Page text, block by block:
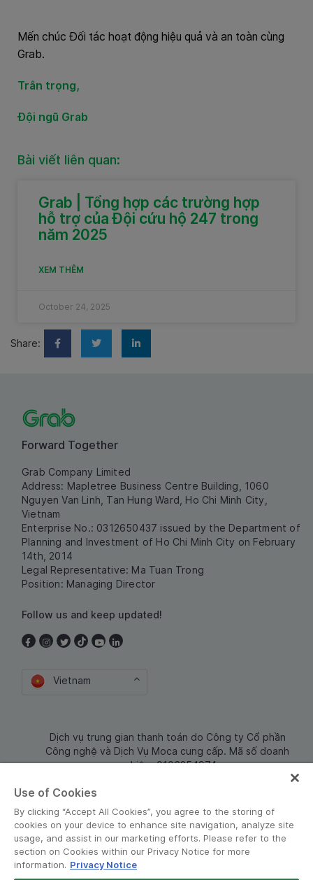
Mến chúc Đối tác hoạt động hiệu quả và an toàn cùng
Grab.
Trân trọng,
Đội ngũ Grab
Bài viết liên quan:
Grab | Tổng hợp các trường hợp
hỗ trợ của Đội cứu hộ 247 trong
năm 2025
XEM THÊM
October 24, 2025
Share:
Forward Together
Grab Company Limited
Address: Mapletree Business Centre Building, 1060
Nguyen Van Linh, Tan Hung Ward, Ho Chi Minh City,
Vietnam
Enterprise No.: 0312650437 issued by the Department of
Planning and Investment of Ho Chi Minh City on February
14th, 2014
Legal Representative: Ma Tuan Trong
Position: Managing Director
Follow us and keep updated!
Vietnam
Dịch vụ trung gian thanh toán do Công ty Cổ phần
Công nghệ và Dịch Vụ Moca cung cấp. Mã số doanh
nghiệp: 0106254974
Use of Cookies
By clicking “Accept All Cookies”, you agree to the storing of
cookies on your device to enhance site navigation, analyze site
usage, and assist in our marketing efforts. Please refer to the
section on Cookies within our Privacy Notice for more
information. Privacy Notice